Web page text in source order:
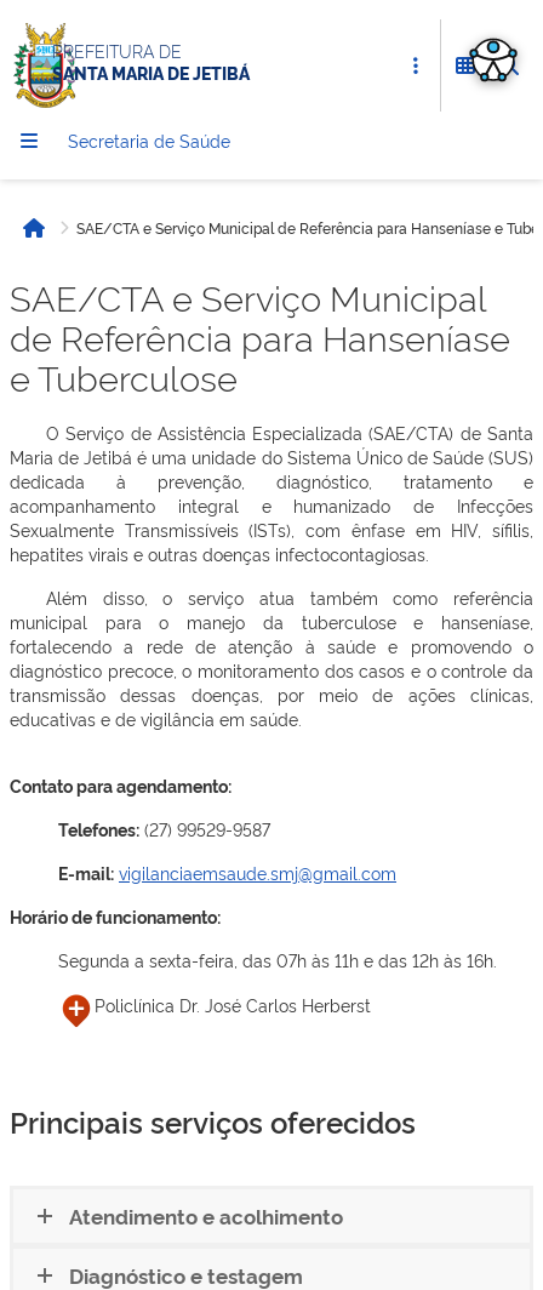
PREFEITURA DE
SANTA MARIA DE JETIBÁ
Secretaria de Saúde
InícioSAE/CTA e Serviço Municipal de Referência para Hanseníase e
SAE/CTA e Serviço Municipal
de Referência para Hanseníase
e Tuberculose
O Serviço de Assistência Especializada (SAE/CTA) de Santa
Maria de Jetibá é uma unidade do Sistema Único de Saúde (SUS)
dedicada à prevenção, diagnóstico, tratamento e
acompanhamento integral e humanizado de Infecções
Sexualmente Transmissíveis (ISTs), com ênfase em HIV, sífilis,
hepatites virais e outras doenças infectocontagiosas.
Além disso, o serviço atua também como referência
municipal para o manejo da tuberculose e hanseníase,
fortalecendo a rede de atenção à saúde e promovendo o
diagnóstico precoce, o monitoramento dos casos e o controle da
transmissão dessas doenças, por meio de ações clínicas,
educativas e de vigilância em saúde.
Contato para agendamento:
Telefones: (27) 99529-9587
E-mail: vigilanciaemsaude.smj@gmail.com
Horário de funcionamento:
Segunda a sexta-feira, das 07h às 11h e das 12h às 16h.
Policlínica Dr. José Carlos Herberst
Principais serviços oferecidos
Atendimento e acolhimento
Diagnóstico e testagem